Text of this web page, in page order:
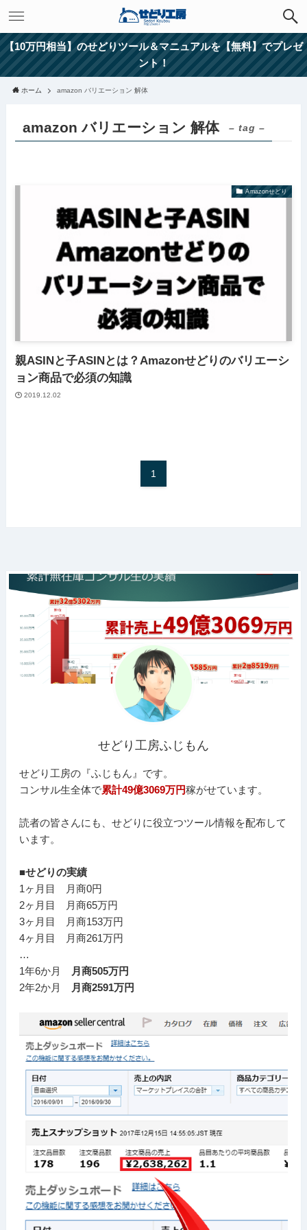
【10万円相当】のせどりツール＆マニュアルを【無料】でプレゼ
ント！
ホーム amazon バリエーション 解体
amazon バリエーション 解体 – tag –
Amazonせどり
親ASINと子ASINとは？Amazonせどりのバリエーシ
ョン商品で必須の知識
2019.12.02
1
せどり工房ふじもん
せどり工房の『ふじもん』です。
コンサル生全体で累計49億3069万円稼がせています。
読者の皆さんにも、せどりに役立つツール情報を配布して
います。
■せどりの実績
1ヶ月目 月商0円
2ヶ月目 月商65万円
3ヶ月目 月商153万円
4ヶ月目 月商261万円
…
1年6か月
月商505万円
2年2か月
月商2591万円